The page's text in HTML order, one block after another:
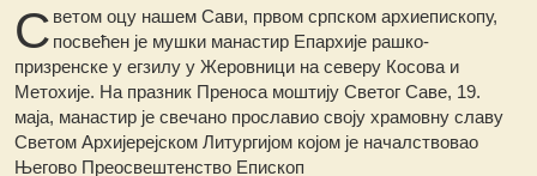
С ветом оцу нашем Сави, првом српском архиепископу,
посвећен је мушки манастир Епархије рашко-
призренске у егзилу у Жеровници на северу Косова и
Метохије. На празник Преноса моштију Светог Саве, 19.
маја, манастир је свечано прославио своју храмовну славу
Светом Архијерејском Литургијом којом је началствовао
Његово Преосвештенство Епископ